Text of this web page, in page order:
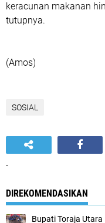
keracunan makanan
tutupnya.
(Amos)
SOSIAL
-
DIREKOMENDASIKAN
Bupati Toraja